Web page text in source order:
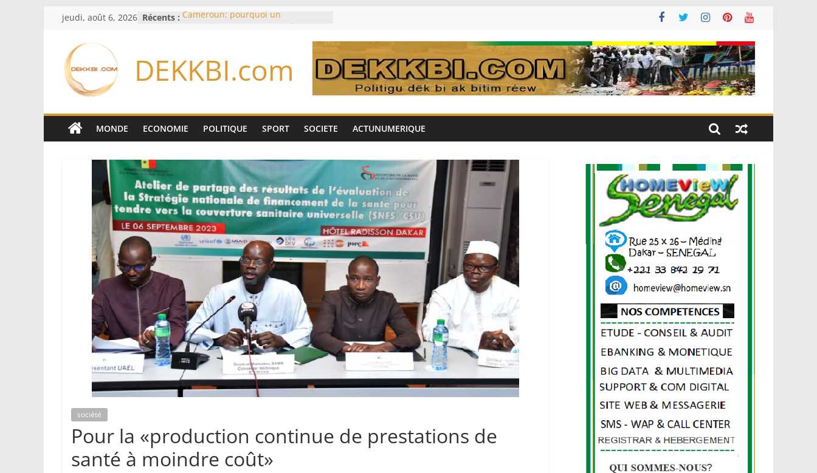
Passer
contenu
jeudi, août 6, 2026 Récents : Cameroun: pourquoi un
l’armée alors que Paul Biya est hors
Meta se lance sur le marché des
logiciels écrits par l’IA, dominé par
records dans l’espoir d’un accord
Disney s’associe à TikTok pour tirer
davantage profit de ses univers
France – Algérie: l’affaire Mehdi
Laribi relance la coopération
policière contre le narcotrafic
DEKKBI.com
MONDE ECONOMIE POLITIQUE SPORT SOCIETE ACTUNUMERIQUE
société
Pour la «production continue de prestations de
santé à moindre coût»